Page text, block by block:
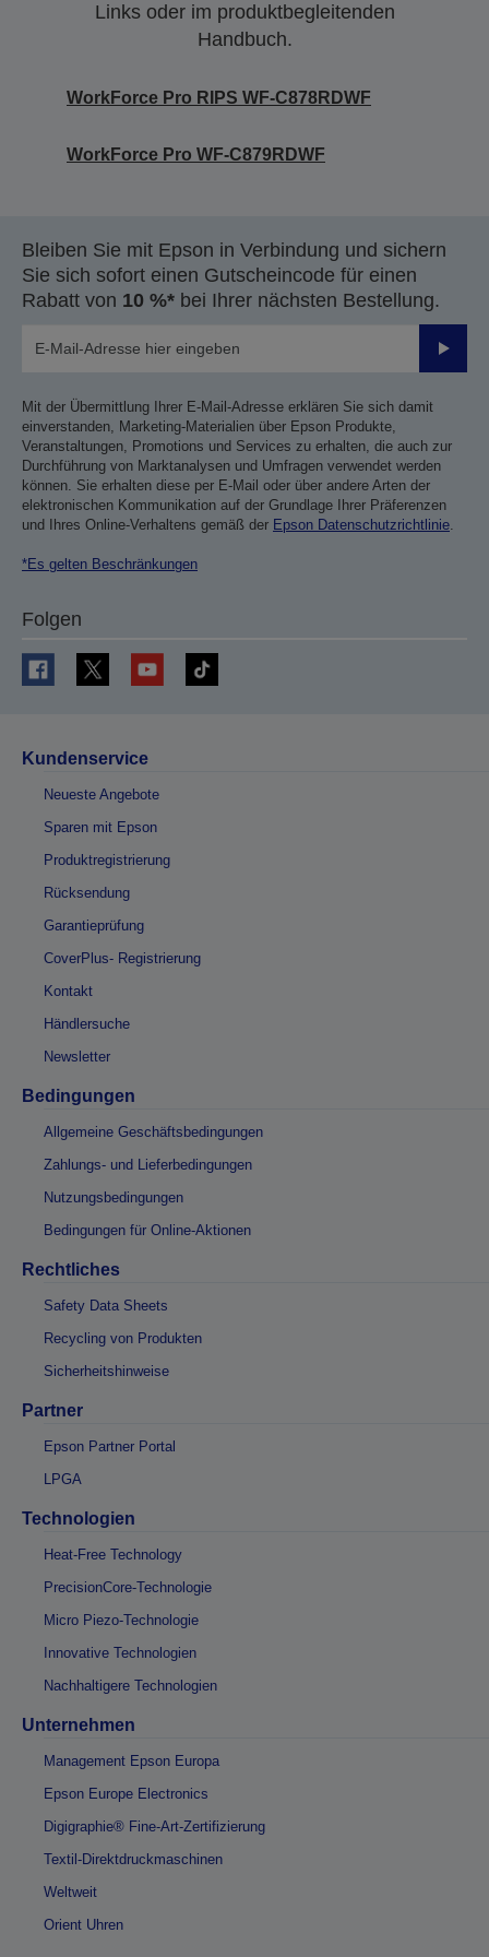
Links oder im produktbegleitenden
Handbuch.
WorkForce Pro RIPS WF-C878RDWF
WorkForce Pro WF-C879RDWF
Bleiben Sie mit Epson in Verbindung und sichern
Sie sich sofort einen Gutscheincode für einen
Rabatt von 10 %* bei Ihrer nächsten Bestellung.
Mit der Übermittlung Ihrer E-Mail-Adresse erklären Sie sich damit
einverstanden, Marketing-Materialien über Epson Produkte,
Veranstaltungen, Promotions und Services zu erhalten, die auch zur
Durchführung von Marktanalysen und Umfragen verwendet werden
können. Sie erhalten diese per E-Mail oder über andere Arten der
elektronischen Kommunikation auf der Grundlage Ihrer Präferenzen
und Ihres Online-Verhaltens gemäß der Epson Datenschutzrichtlinie.
*Es gelten Beschränkungen
Folgen
Kundenservice
Neueste Angebote
Sparen mit Epson
Produktregistrierung
Rücksendung
Garantieprüfung
CoverPlus- Registrierung
Kontakt
Händlersuche
Newsletter
Bedingungen
Allgemeine Geschäftsbedingungen
Zahlungs- und Lieferbedingungen
Nutzungsbedingungen
Bedingungen für Online-Aktionen
Rechtliches
Safety Data Sheets
Recycling von Produkten
Sicherheitshinweise
Partner
Epson Partner Portal
LPGA
Technologien
Heat-Free Technology
PrecisionCore-Technologie
Micro Piezo-Technologie
Innovative Technologien
Nachhaltigere Technologien
Unternehmen
Management Epson Europa
Epson Europe Electronics
Digigraphie® Fine-Art-Zertifizierung
Textil-Direktdruckmaschinen
Weltweit
Orient Uhren